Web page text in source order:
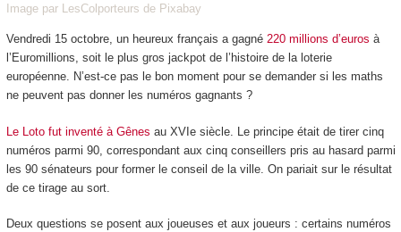
Image par LesColporteurs de Pixabay
Vendredi 15 octobre, un heureux français a gagné 220 millions d’euros à
l’Euromillions, soit le plus gros jackpot de l’histoire de la loterie
européenne. N’est-ce pas le bon moment pour se demander si les maths
ne peuvent pas donner les numéros gagnants ?
Le Loto fut inventé à Gênes au XVIesiècle. Le principe était de tirer cinq
numéros parmi 90, correspondant aux cinq conseillers pris au hasard parmi
les 90 sénateurs pour former le conseil de la ville. On pariait sur le résultat
de ce tirage au sort.
Deux questions se posent aux joueuses et aux joueurs : certains numéros